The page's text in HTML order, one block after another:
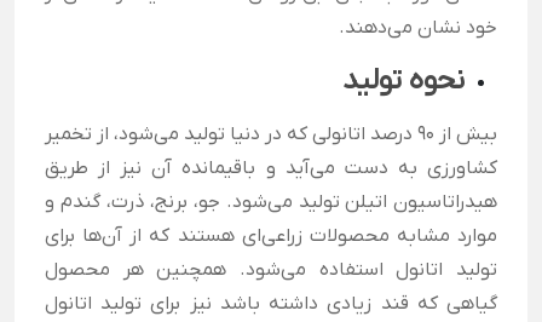
خود نشان می‌دهند.
نحوه تولید
بیش از 90 درصد اتانولی که در دنیا تولید می‌شود، از تخمیر
کشاورزی به دست می‌آید و باقیمانده آن نیز از طریق
هیدراتاسیون اتیلن تولید می‌شود. جو، برنج، ذرت، گندم و
موارد مشابه محصولات زراعی‌ای هستند که از آن‌ها برای
تولید اتانول استفاده می‌شود. همچنین هر محصول
گیاهی که قند زیادی داشته باشد نیز برای تولید اتانول